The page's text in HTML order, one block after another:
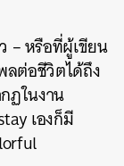
– หรือที่ผู้เขียน
ลต่อชีวิตได้ถึง
ฏในงาน
เองก็มี